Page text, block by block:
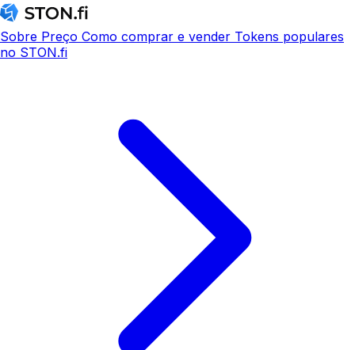
Sobre Preço Como comprar e vender Tokens populares
no STON.fi